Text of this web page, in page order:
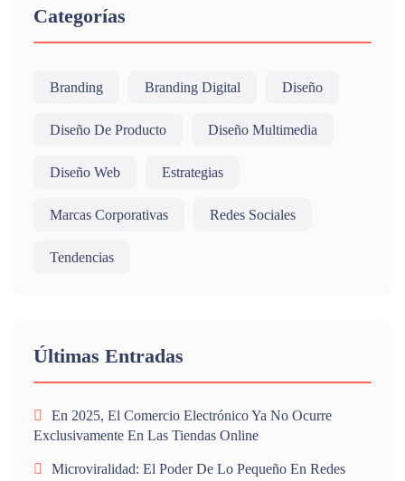
Categorías
Branding Branding Digital Diseño
Diseño De Producto Diseño Multimedia
Diseño Web Estrategias
Marcas Corporativas Redes Sociales
Tendencias
Últimas Entradas
En 2025, El Comercio Electrónico Ya No Ocurre
Exclusivamente En Las Tiendas Online
Microviralidad: El Poder De Lo Pequeño En Redes